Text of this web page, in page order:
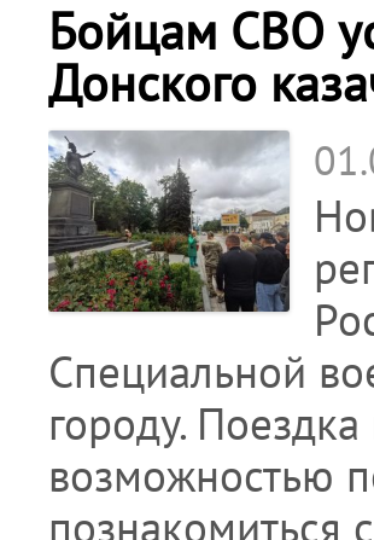
Бойцам СВО
Донского
Специальной
городу.
возможностью
познакомиться